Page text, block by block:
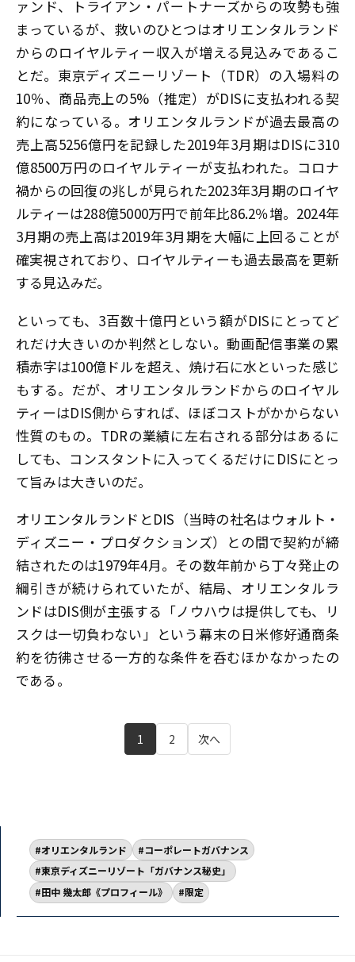
ァンド、トライアン・パートナーズからの攻勢も強
まっているが、救いのひとつはオリエンタルランド
からのロイヤルティー収入が増える見込みであるこ
とだ。東京ディズニーリゾート（TDR）の入場料の
10％、商品売上の5%（推定）がDISに支払われる契
約になっている。オリエンタルランドが過去最高の
売上高5256億円を記録した2019年3月期はDISに310
億8500万円のロイヤルティーが支払われた。コロナ
禍からの回復の兆しが見られた2023年3月期のロイヤ
ルティーは288億5000万円で前年比86.2％増。2024年
3月期の売上高は2019年3月期を大幅に上回ることが
確実視されており、ロイヤルティーも過去最高を更新
する見込みだ。
といっても、3百数十億円という額がDISにとってど
れだけ大きいのか判然としない。動画配信事業の累
積赤字は100億ドルを超え、焼け石に水といった感じ
もする。だが、オリエンタルランドからのロイヤル
ティーはDIS側からすれば、ほぼコストがかからない
性質のもの。TDRの業績に左右される部分はあるに
しても、コンスタントに入ってくるだけにDISにとっ
て旨みは大きいのだ。
オリエンタルランドとDIS（当時の社名はウォルト・
ディズニー・プロダクションズ）との間で契約が締
結されたのは1979年4月。その数年前から丁々発止の
綱引きが続けられていたが、結局、オリエンタルラ
ンドはDIS側が主張する「ノウハウは提供しても、リ
スクは一切負わない」という幕末の日米修好通商条
約を彷彿させる一方的な条件を呑むほかなかったの
である。
1 2 次へ
オリエンタルランド
コーポレートガバナンス
東京ディズニーリゾート「ガバナンス秘史」
田中 幾太郎《プロフィール》
限定